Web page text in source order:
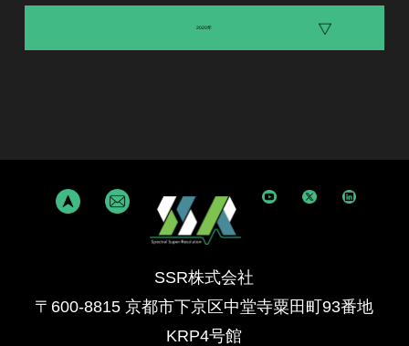
2020年
SSR株式会社
〒600-8815 京都市下京区中堂寺粟田町93番地
KRP4号館